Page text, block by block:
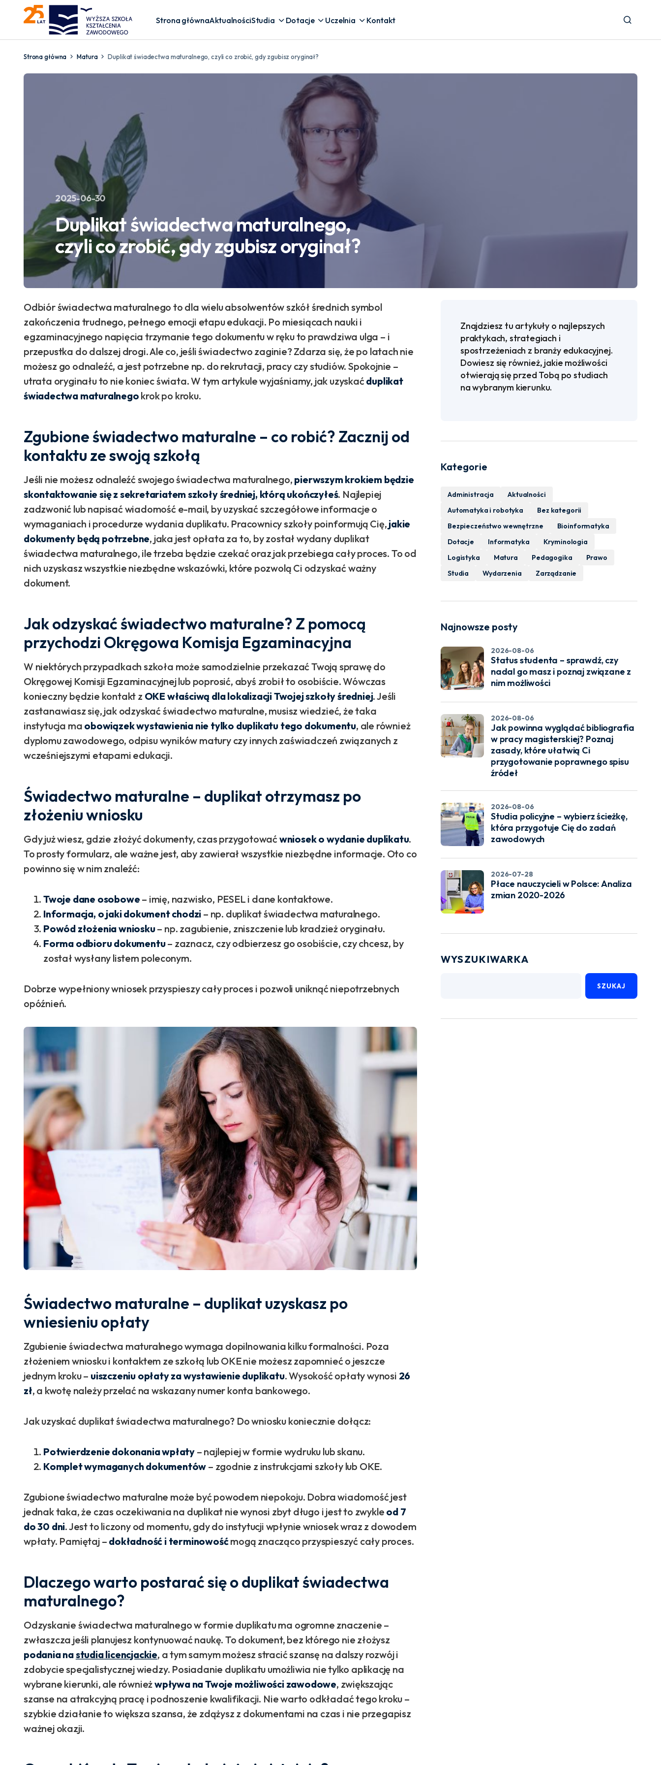
Strona głównaAktualnościStudia Dotacje Uczelnia Kontakt
Strona główna Matura Duplikat świadectwa maturalnego, czyli co zrobić, gdy zgubisz oryginał?
2025-06-30
Duplikat świadectwa maturalnego,
czyli co zrobić, gdy zgubisz oryginał?
Odbiór świadectwa maturalnego to dla wielu absolwentów szkół średnich symbol
zakończenia trudnego, pełnego emocji etapu edukacji. Po miesiącach nauki i
egzaminacyjnego napięcia trzymanie tego dokumentu w ręku to prawdziwa ulga – i
przepustka do dalszej drogi. Ale co, jeśli świadectwo zaginie? Zdarza się, że po latach nie
możesz go odnaleźć, a jest potrzebne np. do rekrutacji, pracy czy studiów. Spokojnie –
utrata oryginału to nie koniec świata. W tym artykule wyjaśniamy, jak uzyskaćduplikat
świadectwa maturalnego krok po kroku.
Zgubione świadectwo maturalne – co robić? Zacznij od
kontaktu ze swoją szkołą
Jeśli nie możesz odnaleźć swojego świadectwa maturalnego, pierwszym krokiem będzie
skontaktowanie się z sekretariatem szkoły średniej, którą ukończyłeś. Najlepiej
zadzwonić lub napisać wiadomość e-mail, by uzyskać szczegółowe informacje o
wymaganiach i procedurze wydania duplikatu. Pracownicy szkoły poinformują Cię, jakie
dokumenty będą potrzebne, jaka jest opłata za to, by został wydany duplikat
świadectwa maturalnego, ile trzeba będzie czekać oraz jak przebiega cały proces. To od
nich uzyskasz wszystkie niezbędne wskazówki, które pozwolą Ci odzyskać ważny
dokument.
Jak odzyskać świadectwo maturalne? Z pomocą
przychodzi Okręgowa Komisja Egzaminacyjna
W niektórych przypadkach szkoła może samodzielnie przekazać Twoją sprawę do
Okręgowej Komisji Egzaminacyjnej lub poprosić, abyś zrobił to osobiście. Wówczas
konieczny będzie kontakt z OKE właściwą dla lokalizacji Twojej szkoły średniej. Jeśli
zastanawiasz się, jak odzyskać świadectwo maturalne, musisz wiedzieć, że taka
instytucja ma obowiązek wystawienia nie tylko duplikatu tego dokumentu, ale również
dyplomu zawodowego, odpisu wyników matury czy innych zaświadczeń związanych z
wcześniejszymi etapami edukacji.
Świadectwo maturalne – duplikat otrzymasz po
złożeniu wniosku
Gdy już wiesz, gdzie złożyć dokumenty, czas przygotowaćwniosek o wydanie duplikatu.
To prosty formularz, ale ważne jest, aby zawierał wszystkie niezbędne informacje. Oto co
powinno się w nim znaleźć:
Twoje dane osobowe – imię, nazwisko, PESEL i dane kontaktowe.
Informacja, o jaki dokument chodzi – np. duplikat świadectwa maturalnego.
Powód złożenia wniosku– np. zagubienie, zniszczenie lub kradzież oryginału.
Forma odbioru dokumentu– zaznacz, czy odbierzesz go osobiście, czy chcesz, by
został wysłany listem poleconym.
Dobrze wypełniony wniosek przyspieszy cały proces i pozwoli uniknąć niepotrzebnych
opóźnień.
Świadectwo maturalne – duplikat uzyskasz po
wniesieniu opłaty
Zgubienie świadectwa maturalnego wymaga dopilnowania kilku formalności. Poza
złożeniem wniosku i kontaktem ze szkołą lub OKE nie możesz zapomnieć o jeszcze
jednym kroku – uiszczeniu opłaty za wystawienie duplikatu. Wysokość opłaty wynosi 26
zł, a kwotę należy przelać na wskazany numer konta bankowego.
Jak uzyskać duplikat świadectwa maturalnego? Do wniosku koniecznie dołącz:
Potwierdzenie dokonania wpłaty – najlepiej w formie wydruku lub skanu.
Komplet wymaganych dokumentów – zgodnie z instrukcjami szkoły lub OKE.
Zgubione świadectwo maturalne może być powodem niepokoju. Dobra wiadomość jest
jednak taka, że czas oczekiwania na duplikat nie wynosi zbyt długo i jest to zwykle od 7
do 30 dni. Jest to liczony od momentu, gdy do instytucji wpłynie wniosek wraz z dowodem
wpłaty. Pamiętaj – dokładność i terminowośćmogą znacząco przyspieszyć cały proces.
Dlaczego warto postarać się o duplikat świadectwa
maturalnego?
Odzyskanie świadectwa maturalnego w formie duplikatu ma ogromne znaczenie –
zwłaszcza jeśli planujesz kontynuować naukę. To dokument, bez którego nie złożysz
podania nastudia licencjackie, a tym samym możesz stracić szansę na dalszy rozwój i
zdobycie specjalistycznej wiedzy. Posiadanie duplikatu umożliwia nie tylko aplikację na
wybrane kierunki, ale równieżwpływa na Twoje możliwości zawodowe, zwiększając
szanse na atrakcyjną pracę i podnoszenie kwalifikacji. Nie warto odkładać tego kroku –
szybkie działanie to większa szansa, że zdążysz z dokumentami na czas i nie przegapisz
ważnej okazji.
Znajdziesz tu artykuły o najlepszych
praktykach, strategiach i
spostrzeżeniach z branży edukacyjnej.
Dowiesz się również, jakie możliwości
otwierają się przed Tobą po studiach
na wybranym kierunku.
Kategorie
Administracja
Aktualności
Automatyka i robotyka
Bez kategorii
Bezpieczeństwo wewnętrzne
Bioinformatyka
Dotacje
Informatyka
Kryminologia
Logistyka
Matura Pedagogika
Prawo
Studia
Wydarzenia Zarządzanie
Najnowsze posty
Status studenta – sprawdź, czy
nadal go masz i poznaj związane z
nim możliwości
2026-08-06
Jak powinna wyglądać bibliografia
w pracy magisterskiej? Poznaj
zasady, które ułatwią Ci
przygotowanie poprawnego spisu
źródeł
2026-08-06
Studia policyjne – wybierz ścieżkę,
która przygotuje Cię do zadań
zawodowych
2026-08-06
Płace nauczycieli w Polsce: Analiza
zmian 2020-2026
2026-07-28
WYSZUKIWARKA
SZUKAJ